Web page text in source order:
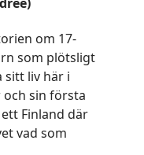
om 17-
som plötsligt
sitt liv här i
och sin första
Finland där
vad som